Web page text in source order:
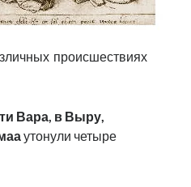
происшествиях
Вара, в Выру,
утонули четыре